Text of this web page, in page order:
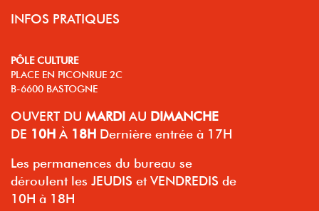
INFOS PRATIQUES
PÔLE CULTURE
PLACE EN PICONRUE 2C
B-6600 BASTOGNE
OUVERT DU MARDI AU DIMANCHE
DE 10H À 18H Dernière entrée à 17H
Les permanences du bureau se
déroulent les JEUDIS et VENDREDIS de
10H à 18H